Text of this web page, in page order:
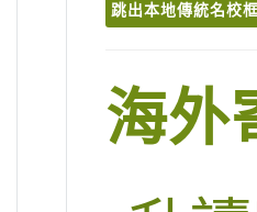
跳出本地傳統名校
海外